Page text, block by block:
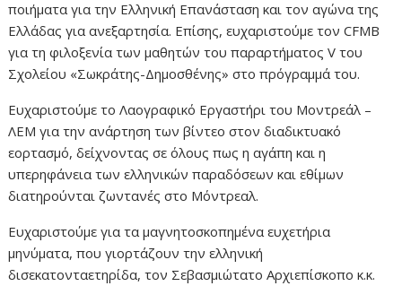
ποιήματα για την Ελληνική Επανάσταση και τον αγώνα της
Ελλάδας για ανεξαρτησία. Επίσης, ευχαριστούμε τον CFMB
για τη φιλοξενία των μαθητών του παραρτήματος V του
Σχολείου «Σωκράτης-Δημοσθένης» στο πρόγραμμά του.
Ευχαριστούμε το Λαογραφικό Εργαστήρι του Μοντρεάλ –
ΛΕΜ για την ανάρτηση των βίντεο στον διαδικτυακό
εορτασμό, δείχνοντας σε όλους πως η αγάπη και η
υπερηφάνεια των ελληνικών παραδόσεων και εθίμων
διατηρούνται ζωντανές στο Μόντρεαλ.
Ευχαριστούμε για τα μαγνητοσκοπημένα ευχετήρια
μηνύματα, που γιορτάζουν την ελληνική
δισεκατονταετηρίδα, τον Σεβασμιώτατο Αρχιεπίσκοπο κ.κ.